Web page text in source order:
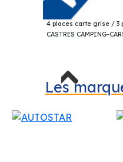
CHAUSSON V594
4 places carte grise / 3
CASTRES CAMPING-
Les
Previous